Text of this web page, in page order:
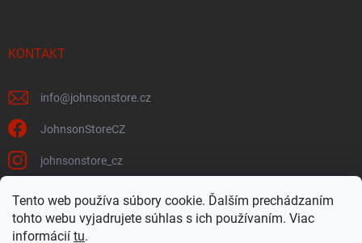
Tento web používa súbory cookie. Ďalším prechádzaním
tohto webu vyjadrujete súhlas s ich používaním. Viac
informácií tu.
KONTAKT
info@johnsonstore.cz
JohnsonStoreCZ
johnsonstore_cz
Johnson Health Tech CZ & SK Johnsonstore.cz